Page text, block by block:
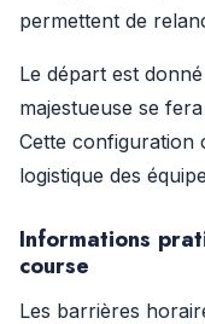
permettent de
Le départ est
majestueuse se
Cette configuration
logistique des
Informations
course
Les barrières